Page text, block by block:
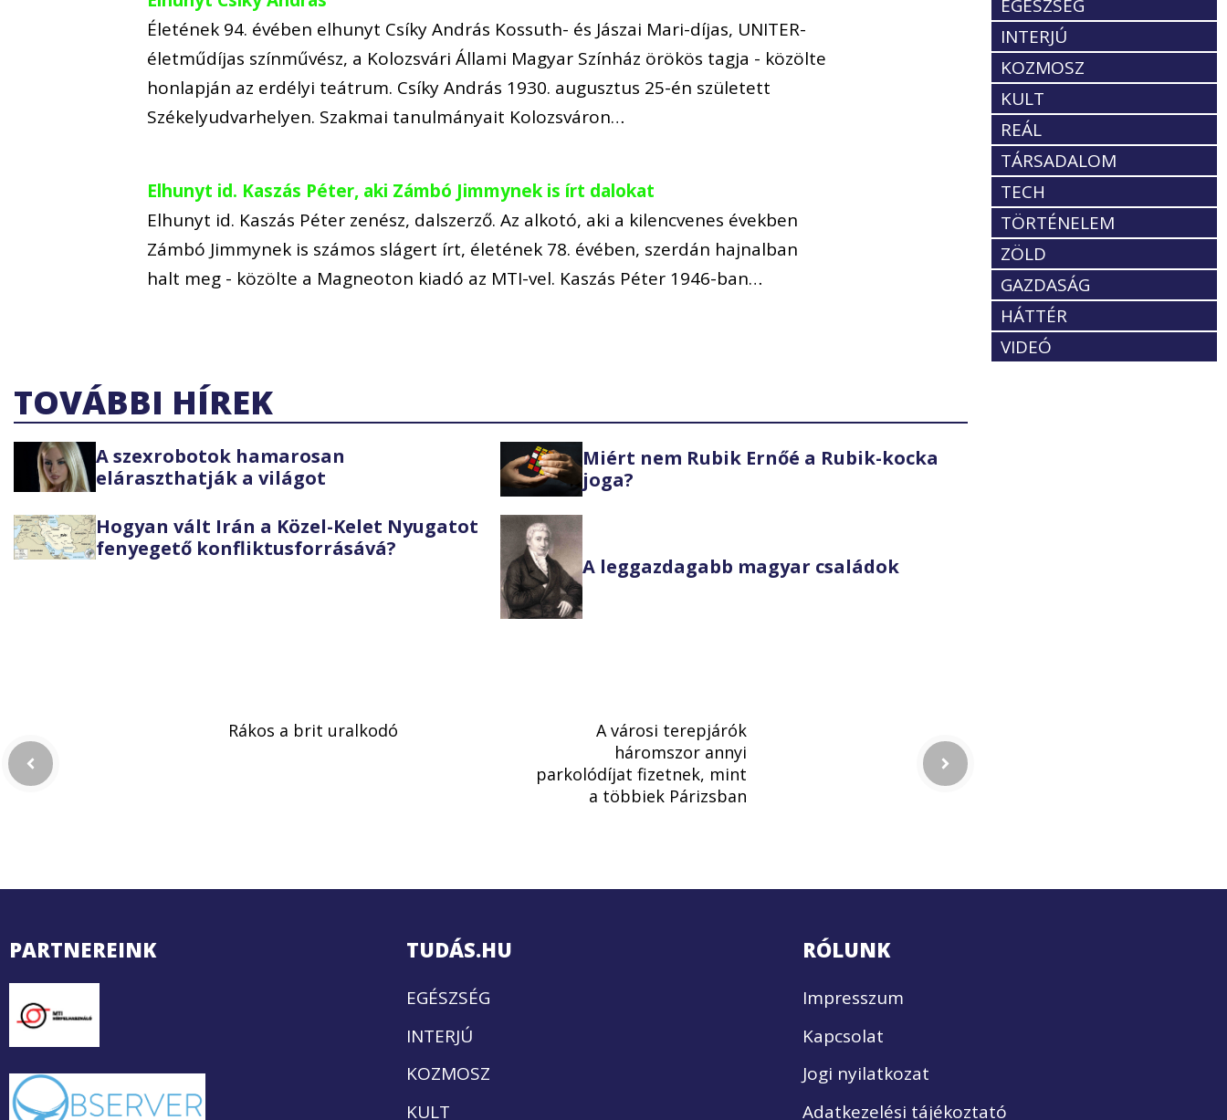
Életének 94. évében elhunyt Csíky András Kossuth- és Jászai Mari-díjas, UNITER-
életműdíjas színművész, a Kolozsvári Állami Magyar Színház örökös tagja - közölte
honlapján az erdélyi teátrum. Csíky András 1930. augusztus 25-én született
Székelyudvarhelyen. Szakmai tanulmányait Kolozsváron…
Elhunyt id. Kaszás Péter, aki Zámbó Jimmynek is írt dalokat
Elhunyt id. Kaszás Péter zenész, dalszerző. Az alkotó, aki a kilencvenes években
Zámbó Jimmynek is számos slágert írt, életének 78. évében, szerdán hajnalban
halt meg - közölte a Magneoton kiadó az MTI-vel. Kaszás Péter 1946-ban…
TOVÁBBI HÍREK
A szexrobotok hamarosan
eláraszthatják a világot
Miért nem Rubik Ernőé a Rubik-kocka
joga?
Hogyan vált Irán a Közel-Kelet Nyugatot
fenyegető konfliktusforrásává?
A leggazdagabb magyar családok
EGÉSZSÉG
INTERJÚ
KOZMOSZ
KULT
REÁL
TÁRSADALOM
TECH
TÖRTÉNELEM
ZÖLD
GAZDASÁG
HÁTTÉR
VIDEÓ
Rákos a brit uralkodó
A városi terepjárók
háromszor annyi
parkolódíjat fizetnek, mint
a többiek Párizsban
PARTNEREINK TUDÁS.HU
EGÉSZSÉG
INTERJÚ
KOZMOSZ
KULT
RÓLUNK
Impresszum
Kapcsolat
Jogi nyilatkozat
Adatkezelési tájékoztató